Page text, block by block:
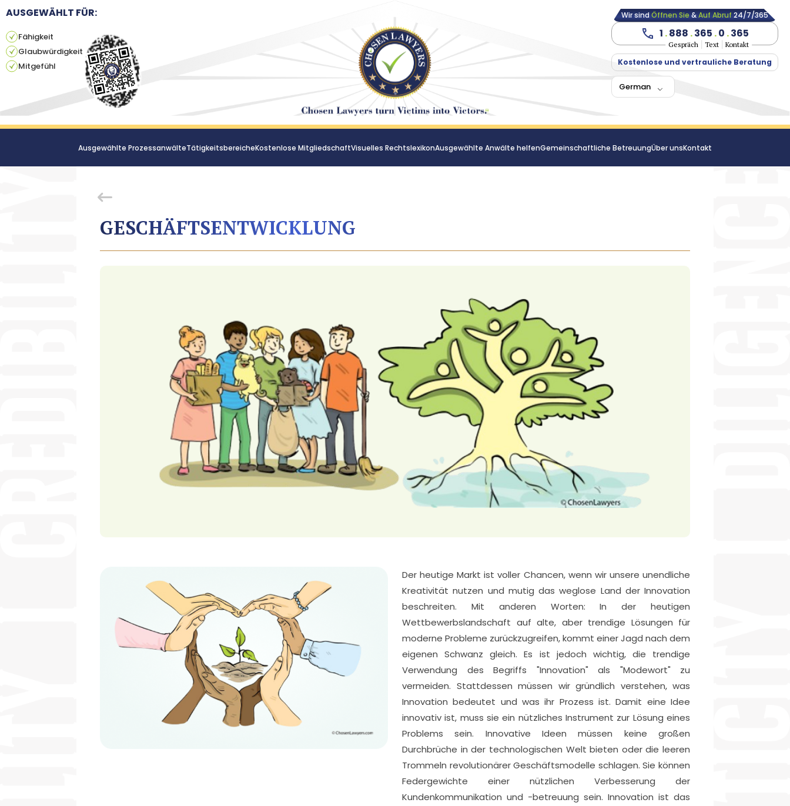
AUSGEWÄHLT FÜR:
Fähigkeit
Glaubwürdigkeit
Mitgefühl
Wir sindÖffnen Sie&Auf Abruf24/7/365
1 .888 .365 .0 .365
Gespräch Text Kontakt
Kostenlose und vertrauliche Beratung
German
Ausgewählte ProzessanwälteTätigkeitsbereicheKostenlose MitgliedschaftVisuelles RechtslexikonAusgewählte Anwälte helfenGemeinschaftliche BetreuungÜber unsKontakt
GESCHÄFTSENTWICKLUNG
Der heutige Markt ist voller Chancen, wenn wir unsere unendliche
Kreativität nutzen und mutig das weglose Land der Innovation
beschreiten. Mit anderen Worten: In der heutigen
Wettbewerbslandschaft auf alte, aber trendige Lösungen für
moderne Probleme zurückzugreifen, kommt einer Jagd nach dem
eigenen Schwanz gleich. Es ist jedoch wichtig, die trendige
Verwendung des Begriffs "Innovation" als "Modewort" zu
vermeiden. Stattdessen müssen wir gründlich verstehen, was
Innovation bedeutet und was ihr Prozess ist. Damit eine Idee
innovativ ist, muss sie ein nützliches Instrument zur Lösung eines
Problems sein. Innovative Ideen müssen keine großen
Durchbrüche in der technologischen Welt bieten oder die leeren
Trommeln revolutionärer Geschäftsmodelle schlagen. Sie können
Federgewichte einer nützlichen Verbesserung der
Kundenkommunikation und -betreuung sein. Innovation ist das